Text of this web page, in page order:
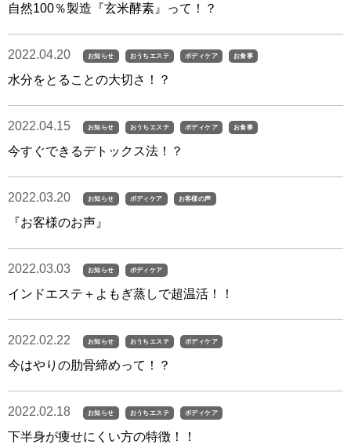
自然100％製造『玄米酵素』って！？
2022.04.20 お知らせ おうちエステ ボディケア お食事
水分をとることの大切さ！？
2022.04.15 お知らせ おうちエステ ボディケア お食事
今すぐできるデトックス法！？
2022.03.20 お知らせ ボディケア お客様の声
『お客様のお声』
2022.03.03 お知らせ ボディケア
インドエステ＋よもぎ蒸しで超温活！！
2022.02.22 お知らせ おうちエステ ボディケア
今はやりの肋骨締めって！？
2022.02.18 お知らせ おうちエステ ボディケア
下半身が痩せにくい方の特徴！！